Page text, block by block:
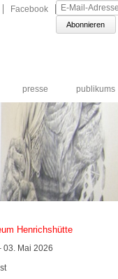
E-
Mail-
Adresse
Facebook
presse publikums
Henrichshütte
03. Mai 2026